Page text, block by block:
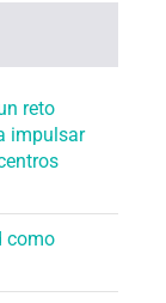
reto
impulsar
como